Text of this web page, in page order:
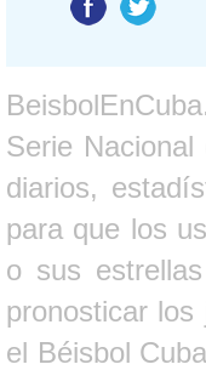
Serie
diarios,
para que los
o sus
pronosticar
el Béisbol